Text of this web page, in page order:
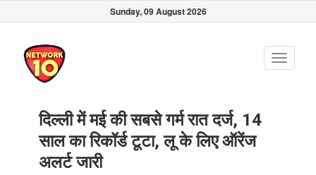
Sunday, 09 August 2026
Toggle
दिल्ली में मई की सबसे गर्म रात दर्ज, 14
साल का रिकॉर्ड टूटा, लू के लिए ऑरेंज
अलर्ट जारी